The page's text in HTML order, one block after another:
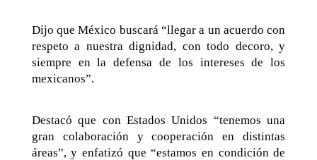
Dijo que México buscará “llegar a un acuerdo con
respeto a nuestra dignidad, con todo decoro, y
siempre en la defensa de los intereses de los
mexicanos”.
Destacó que con Estados Unidos “tenemos una
gran colaboración y cooperación en distintas
áreas”, y enfatizó que “estamos en condición de